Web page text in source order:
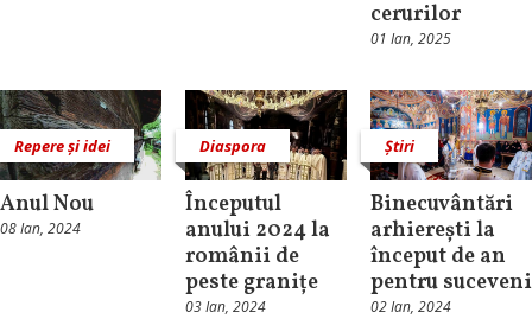
cerurilor
01 Ian, 2025
Repere și idei
Anul Nou
08 Ian, 2024
Diaspora
Începutul
anului 2024 la
românii de
peste granițe
03 Ian, 2024
Știri
Binecuvântări
arhierești la
început de an
pentru suceveni
02 Ian, 2024